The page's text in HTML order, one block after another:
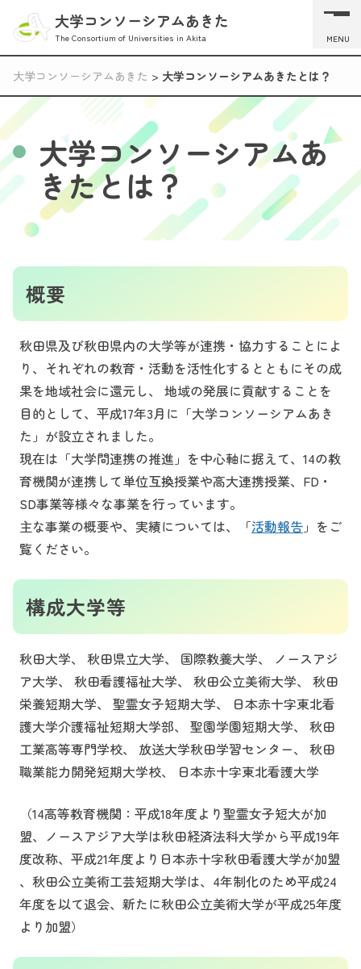
大学コンソーシアムあきた
The Consortium of Universities in Akita MENU
大学コンソーシアムあきた > 大学コンソーシアムあきたとは？
大学コンソーシアムあ
きたとは？
概要
秋田県及び秋田県内の大学等が連携・協力することによ
り、それぞれの教育・活動を活性化するとともにその成
果を地域社会に還元し、 地域の発展に貢献することを
目的として、平成17年3月に「大学コンソーシアムあき
た」が設立されました。
現在は「大学間連携の推進」を中心軸に据えて、14の教
育機関が連携して単位互換授業や高大連携授業、FD・
SD事業等様々な事業を行っています。
主な事業の概要や、実績については、「活動報告」をご
覧ください。
構成大学等
秋田大学、 秋田県立大学、 国際教養大学、 ノースアジ
ア大学、 秋田看護福祉大学、 秋田公立美術大学、 秋田
栄養短期大学、 聖霊女子短期大学、 日本赤十字東北看
護大学介護福祉短期大学部、 聖園学園短期大学、 秋田
工業高等専門学校、 放送大学秋田学習センター、 秋田
職業能力開発短期大学校、 日本赤十字東北看護大学
（14高等教育機関：平成18年度より聖霊女子短大が加
盟、ノースアジア大学は秋田経済法科大学から平成19年
度改称、平成21年度より日本赤十字秋田看護大学が加盟
、秋田公立美術工芸短期大学は、4年制化のため平成24
年度を以て退会、新たに秋田公立美術大学が平成25年度
より加盟）